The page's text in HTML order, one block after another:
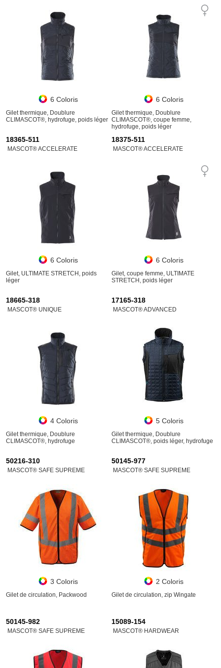
6 Coloris
Gilet thermique, Doublure
CLIMASCOT®, hydrofuge, poids léger
6 Coloris
Gilet thermique, Doublure
CLIMASCOT®, coupe femme,
hydrofuge, poids léger
18365-511
MASCOT® ACCELERATE
6 Coloris
Gilet, ULTIMATE STRETCH, poids
léger
18375-511
MASCOT® ACCELERATE
6 Coloris
Gilet, coupe femme, ULTIMATE
STRETCH, poids léger
18665-318
MASCOT® UNIQUE
4 Coloris
Gilet thermique, Doublure
CLIMASCOT®, hydrofuge
17165-318
MASCOT® ADVANCED
5 Coloris
Gilet thermique, Doublure
CLIMASCOT®, poids léger, hydrofuge
50216-310
MASCOT® SAFE SUPREME
3 Coloris
Gilet de circulation, Packwood
50145-977
MASCOT® SAFE SUPREME
2 Coloris
Gilet de circulation, zip Wingate
50145-982
MASCOT® SAFE SUPREME
15089-154
MASCOT® HARDWEAR